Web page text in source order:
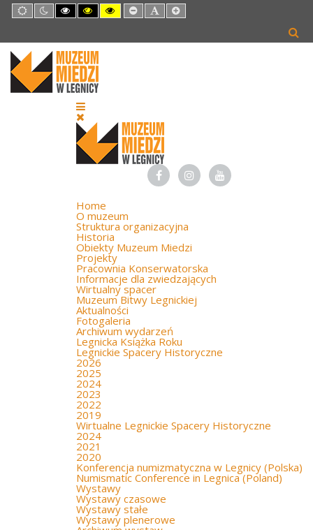
Default
mode
Night
mode
High
Contrast
mode
High
Contrast
mode
High
Contrast
mode
Set
Smaller
Set
Default
Set
Larger
Home
O muzeum
Struktura organizacyjna
Historia
Obiekty Muzeum Miedzi
Projekty
Pracownia Konserwatorska
Informacje dla zwiedzających
Wirtualny spacer
Muzeum Bitwy Legnickiej
Aktualności
Fotogaleria
Archiwum wydarzeń
Legnicka Książka Roku
Legnickie Spacery Historyczne
2026
2025
2024
2023
2022
2019
Wirtualne Legnickie Spacery Historyczne
2024
2021
2020
Konferencja numizmatyczna w Legnicy (Polska)
Numismatic Conference in Legnica (Poland)
Wystawy
Wystawy czasowe
Wystawy stałe
Wystawy plenerowe